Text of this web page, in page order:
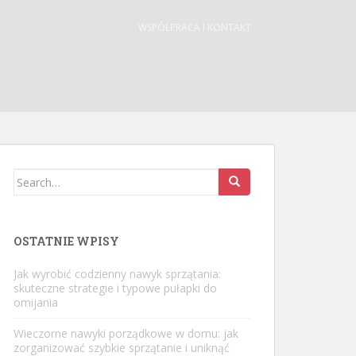
WSPÓŁPRACA I KONTAKT
Search
OSTATNIE WPISY
Jak wyrobić codzienny nawyk sprzątania:
skuteczne strategie i typowe pułapki do
omijania
Wieczorne nawyki porządkowe w domu: jak
zorganizować szybkie sprzątanie i uniknąć